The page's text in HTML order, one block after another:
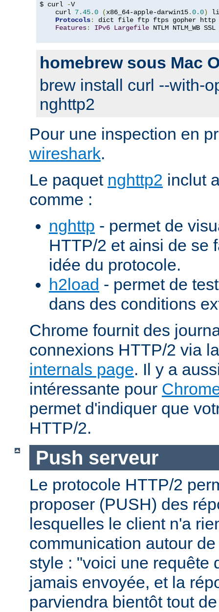
$ curl -V
    curl
7.45.0 (x86_64-apple-darwin15.0.0)
Protocols:
dict file ftp ftps gopher http
Features: IPv6 Largefile NTLM NTLM_WB
homebrew sous Mac
brew install curl --with-
nghttp2
Pour une inspection en
wireshark.
Le paquet nghttp2 inclut
comme :
nghttp - permet de
HTTP/2 et ainsi de se
idée du protocole.
h2load - permet de
dans des conditions
Chrome fournit des
connexions HTTP/2 via
internals page. Il y a
intéressante pour
permet d'indiquer que
HTTP/2.
Push serveur
Le protocole HTTP/2
proposer (PUSH) des
lesquelles le client n'a
communication autour
style : "voici une requête
jamais envoyée, et la
parviendra bientôt tout